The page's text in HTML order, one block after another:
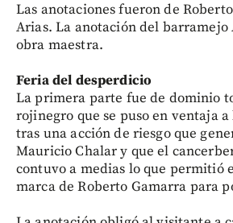
Las anotaciones fueron de
Arias. La anotación del barramejo
obra maestra.
Feria del desperdicio
La primera parte fue de dominio
rojinegro que se puso en ventaja
tras una acción de riesgo que
Mauricio Chalar y que el
contuvo a medias lo que permitió
marca de Roberto Gamarra para